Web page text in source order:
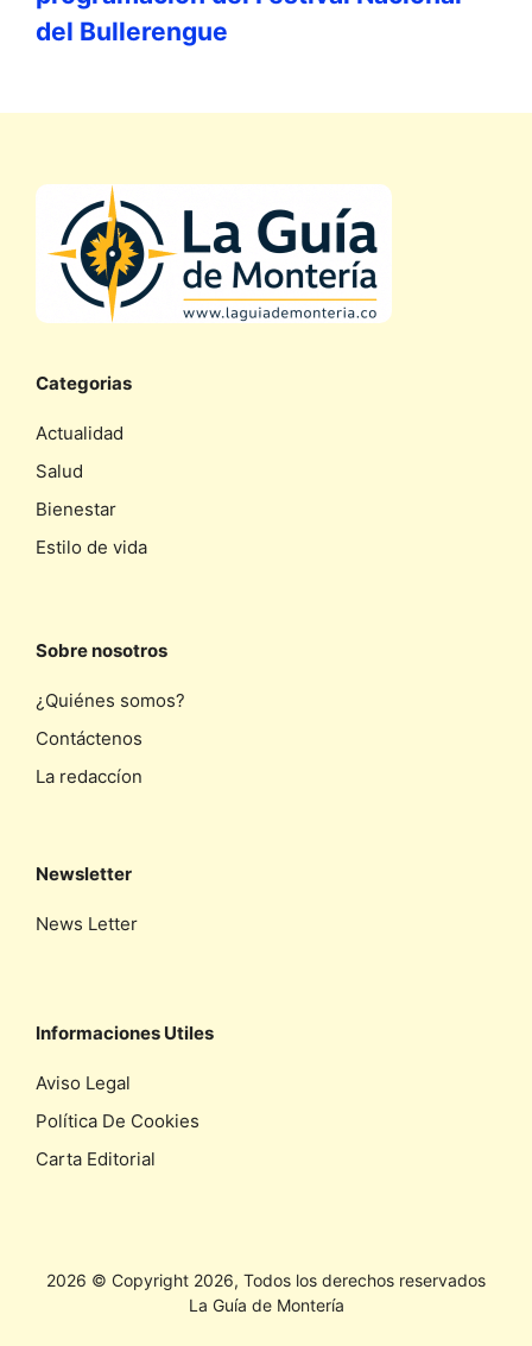
del Bullerengue
Categorias
Actualidad
Salud
Bienestar
Estilo de vida
Sobre nosotros
¿Quiénes somos?
Contáctenos
La redaccíon
Newsletter
News Letter
Informaciones Utiles
Aviso Legal
Política De Cookies
Carta Editorial
2026 © Copyright 2026, Todos los derechos reservados
La Guía de Montería